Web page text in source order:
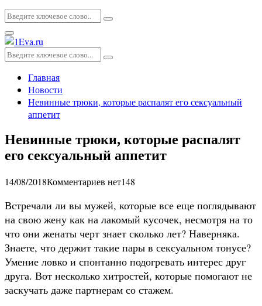
Искать:
Поиск
Основное
меню
Искать:
Поиск
Главная
Новости
Невинные трюки, которые распалят его сексуальный
аппетит
Невинные трюки, которые распалят
его сексуальный аппетит
14/08/2018Комментариев нет148
Встречали ли вы мужей, которые все еще поглядывают
на свою жену как на лакомый кусочек, несмотря на то
что они женаты черт знает сколько лет? Наверняка.
Знаете, что держит такие пары в сексуальном тонусе?
Умение ловко и спонтанно подогревать интерес друг
друга. Вот несколько хитростей, которые помогают не
заскучать даже партнерам со стажем.